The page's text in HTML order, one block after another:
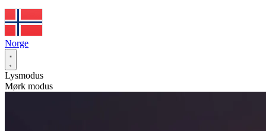
Norge
Lysmodus
Mørk modus